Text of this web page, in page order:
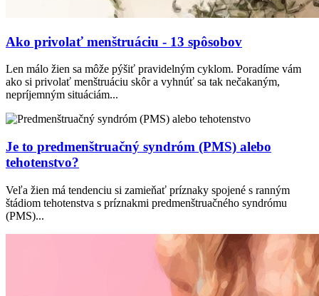
Ako privolať menštruáciu - 13 spôsobov
Len málo žien sa môže pýšiť pravidelným cyklom. Poradíme vám
ako si privolať menštruáciu skôr a vyhnúť sa tak nečakaným,
nepríjemným situáciám...
Je to predmenštruačný syndróm (PMS) alebo
tehotenstvo?
Veľa žien má tendenciu si zamieňať príznaky spojené s ranným
štádiom tehotenstva s príznakmi predmenštruačného syndrómu
(PMS)...